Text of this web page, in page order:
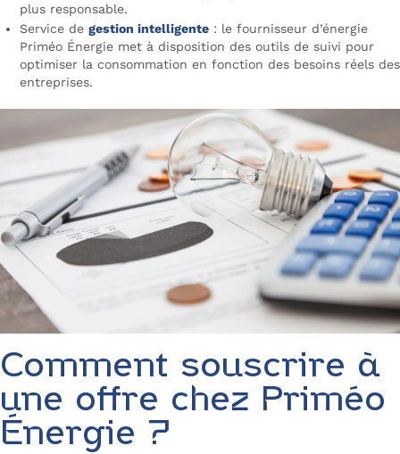
plus responsable.
Service de gestion intelligente : le fournisseur d’énergie
Priméo Énergie met à disposition des outils de suivi pour
optimiser la consommation en fonction des besoins réels des
entreprises.
Comment souscrire à
une offre chez Priméo
Énergie ?